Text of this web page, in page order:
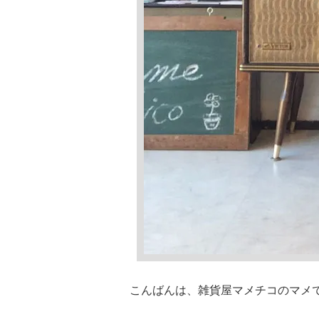
こんばんは、雑貨屋マメチコのマメ